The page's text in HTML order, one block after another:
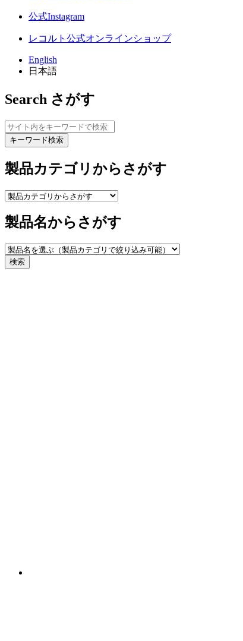
公式Instagram
レコルト公式オンラインショップ
English
日本語
Search さがす
キーワード検索
製品カテゴリからさがす
製品名からさがす
検索